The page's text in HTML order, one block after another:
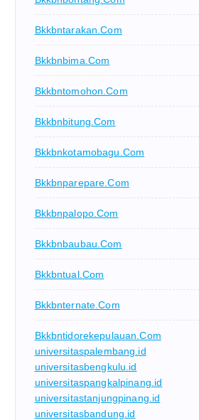
Bkkbntarakan.com
Bkkbnbima.com
Bkkbntomohon.com
Bkkbnbitung.com
Bkkbnkotamobagu.com
Bkkbnparepare.com
Bkkbnpalopo.com
Bkkbnbaubau.com
Bkkbntual.com
Bkkbnternate.com
Bkkbntidorekepulauan.com
universitaspalembang.id
universitasbengkulu.id
universitaspangkalpinang.id
universitastanjungpinang.id
universitasbandung.id